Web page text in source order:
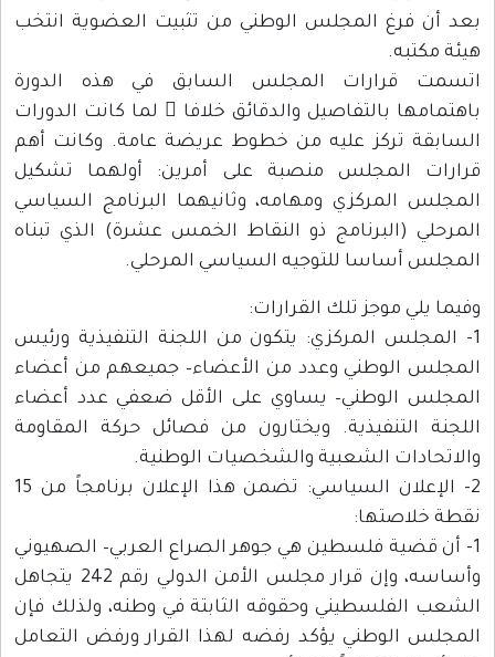
بعد أن فرغ المجلس الوطني من تثبيت العضوية انتخب
هيئة مكتبه.
اتسمت قرارات المجلس السابق في هذه الدورة
باهتمامها بالتفاصيل والدقائق خلافا ً لما كانت الدورات
السابقة تركز عليه من خطوط عريضة عامة. وكانت أهم
قرارات المجلس منصبة على أمرين: أولهما تشكيل
المجلس المركزي ومهامه، وثانيهما البرنامج السياسي
المرحلي (البرنامج ذو النقاط الخمس عشرة) الذي تبناه
المجلس أساسا للتوجيه السياسي المرحلي.
وفيما يلي موجز تلك القرارات:
1- المجلس المركزي: يتكون من اللجنة التنفيذية ورئيس
المجلس الوطني وعدد من الأعضاء– جميعهم من أعضاء
المجلس الوطني– يساوي على الأقل ضعفي عدد أعضاء
اللجنة التنفيذية. ويختارون من فصائل حركة المقاومة
والاتحادات الشعبية والشخصيات الوطنية.
2- الإعلان السياسي: تضمن هذا الإعلان برنامجاً من 15
نقطة خلاصتها:
1- أن قضية فلسطين هي جوهر الصراع العربي– الصهيوني
وأساسه، وإن قرار مجلس الأمن الدولي رقم 242 يتجاهل
الشعب الفلسطيني وحقوقه الثابتة في وطنه، ولذلك فإن
المجلس الوطني يؤكد رفضه لهذا القرار ورفض التعامل